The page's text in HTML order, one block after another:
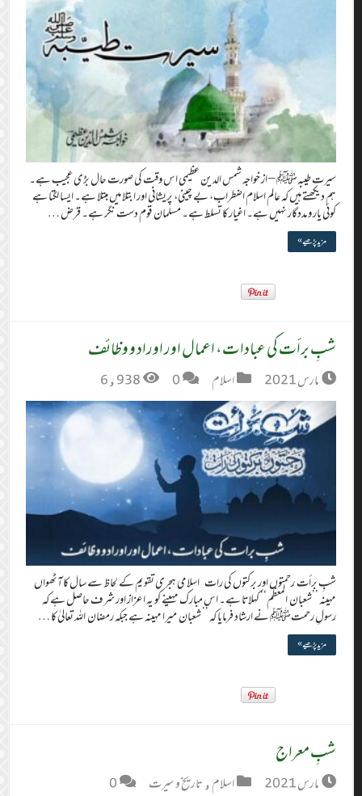
سیرت طیبہﷺ – از خواجہ شمس الدین عظیمی اس وقت کی صورت حال بڑی عجیب ہے۔
ہم دیکھتے ہیں کہ عالم اسلام اضطراب، بے چینی، پریشانی اور ابتلا میں مبتلا ہے۔ ایسا لگتا ہے
کوئی یار و مددگار نہیں ہے۔ اغیار کا تسلط ہے۔ مسلمان قوم دست نگر ہے۔ قرض …
مزید پڑھیے »
شبِ برأت کی عبادات، اعمال اور اوراد و وظائف
مارس 2021 اسلام 0
6,938
شبِ برأت رحمتوں اور برکتوں کی رات اسلامی ہجری تقویم کے لحاظ سے سال کا آٹھواں
مہینہ ’’شعبان المعظم‘‘ کہلاتا ہے۔ اس مبارک مہینے کو یہ اعزاز اور شرف حاصل ہے کہ
رسولِ رحمتﷺ نے ارشاد فرمایا کہ ’’ شعبان میرا مہینہ ہے جبکہ رمضان اللہ تعالیٰ کا …
مزید پڑھیے »
شبِ معراج
مارس 2021 اسلام,تاریخ و سیرت
0